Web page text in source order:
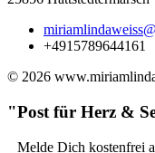
+4915789644161
© 2026
"Post für Herz &
Melde Dich kostenfrei